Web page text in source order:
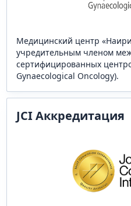
Медицинский центр
учредительным членом
сертифицированных
Gynaecological Oncology).
JCI Аккредитация